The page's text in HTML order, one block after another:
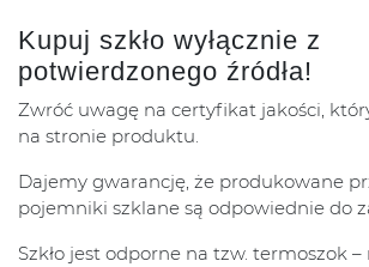
Kupuj szkło wyłącznie z
potwierdzonego źródła!
Zwróć uwagę na certyfikat jakości,
na stronie produktu.
Dajemy gwarancję, że produkowane
pojemniki szklane są odpowiednie do
Szkło jest odporne na tzw. termoszok